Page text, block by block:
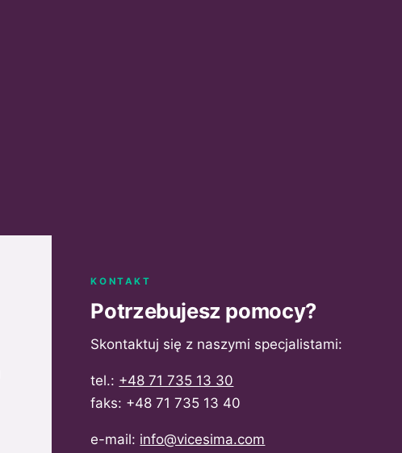
KONTAKT
Potrzebujesz pomocy?
Skontaktuj się z naszymi specjalistami:
tel.: +48 71 735 13 30
faks: +48 71 735 13 40
e-mail: info@vicesima.com